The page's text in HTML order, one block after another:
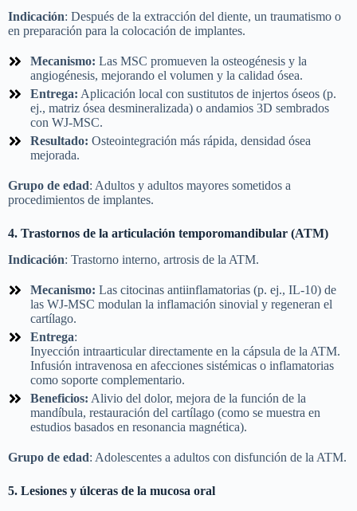
Indicación: Después de la extracción del diente, un traumatismo o
en preparación para la colocación de implantes.
Mecanismo: Las MSC promueven la osteogénesis y la
angiogénesis, mejorando el volumen y la calidad ósea.
Entrega: Aplicación local con sustitutos de injertos óseos (p.
ej., matriz ósea desmineralizada) o andamios 3D sembrados
con WJ-MSC.
Resultado: Osteointegración más rápida, densidad ósea
mejorada.
Grupo de edad: Adultos y adultos mayores sometidos a
procedimientos de implantes.
4. Trastornos de la articulación temporomandibular (ATM)
Indicación: Trastorno interno, artrosis de la ATM.
Mecanismo: Las citocinas antiinflamatorias (p. ej., IL-10) de
las WJ-MSC modulan la inflamación sinovial y regeneran el
cartílago.
Entrega:
Inyección intraarticular directamente en la cápsula de la ATM.
Infusión intravenosa en afecciones sistémicas o inflamatorias
como soporte complementario.
Beneficios: Alivio del dolor, mejora de la función de la
mandíbula, restauración del cartílago (como se muestra en
estudios basados en resonancia magnética).
Grupo de edad: Adolescentes a adultos con disfunción de la ATM.
5. Lesiones y úlceras de la mucosa oral